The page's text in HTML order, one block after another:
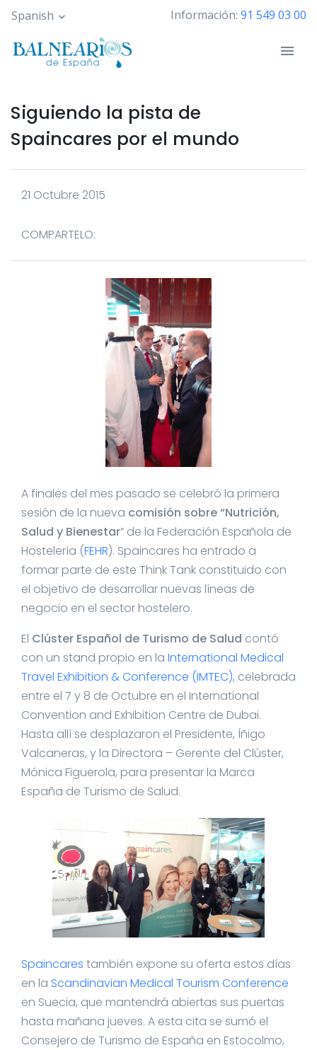
Pasar
contenido
principal
Spanish Información: 91 549 03 00
Siguiendo la pista de
Spaincares por el mundo
21 Octubre 2015
COMPARTELO:
A finales del mes pasado se celebró la primera
sesión de la nueva comisión sobre “Nutrición,
Salud y Bienestar” de la Federación Española de
Hostelería (FEHR). Spaincares ha entrado a
formar parte de este Think Tank constituido con
el objetivo de desarrollar nuevas líneas de
negocio en el sector hostelero.
El Clúster Español de Turismo de Salud contó
con un stand propio en la International Medical
Travel Exhibition & Conference (IMTEC), celebrada
entre el 7 y 8 de Octubre en el International
Convention and Exhibition Centre de Dubai.
Hasta allí se desplazaron el Presidente, Íñigo
Valcaneras, y la Directora – Gerente del Clúster,
Mónica Figuerola, para presentar la Marca
España de Turismo de Salud.
Spaincares también expone su oferta estos días
en la Scandinavian Medical Tourism Conference
en Suecia, que mantendrá abiertas sus puertas
hasta mañana jueves. A esta cita se sumó el
Consejero de Turismo de España en Estocolmo,